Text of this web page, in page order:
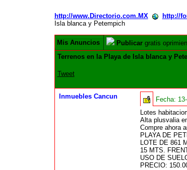
http://www.Directorio.com.MX http://
Isla blanca y Petempich
Mis Anuncios Publicargratis
Terrenos en la Playa de Isla blanca y
Tweet
Inmuebles Cancun Fecha:
Lotes
Alta plusvalia
Compre ahora
PLAYA DE
LOTE DE 861
15 MTS.
USO DE
PRECIO: